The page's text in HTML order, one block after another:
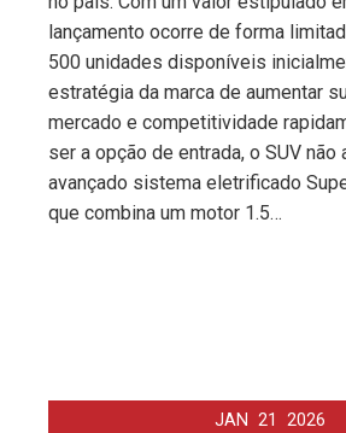
lançamento ocorre de forma
500 unidades disponíveis
estratégia da marca de aumentar
mercado e competitividade
ser a opção de entrada, o SUV não
avançado sistema eletrificado
que combina um motor 1.5…
JAN 21 2026